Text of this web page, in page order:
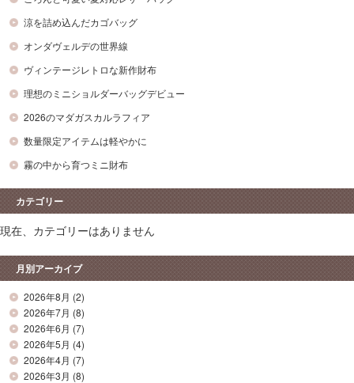
涼を詰め込んだカゴバッグ
オンダヴェルデの世界線
ヴィンテージレトロな新作財布
理想のミニショルダーバッグデビュー
2026のマダガスカルラフィア
数量限定アイテムは軽やかに
霧の中から育つミニ財布
カテゴリー
現在、カテゴリーはありません
月別アーカイブ
2026年8月 (2)
2026年7月 (8)
2026年6月 (7)
2026年5月 (4)
2026年4月 (7)
2026年3月 (8)